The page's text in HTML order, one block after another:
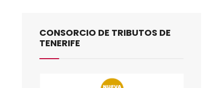
CONSORCIO DE TRIBUTOS DE
TENERIFE